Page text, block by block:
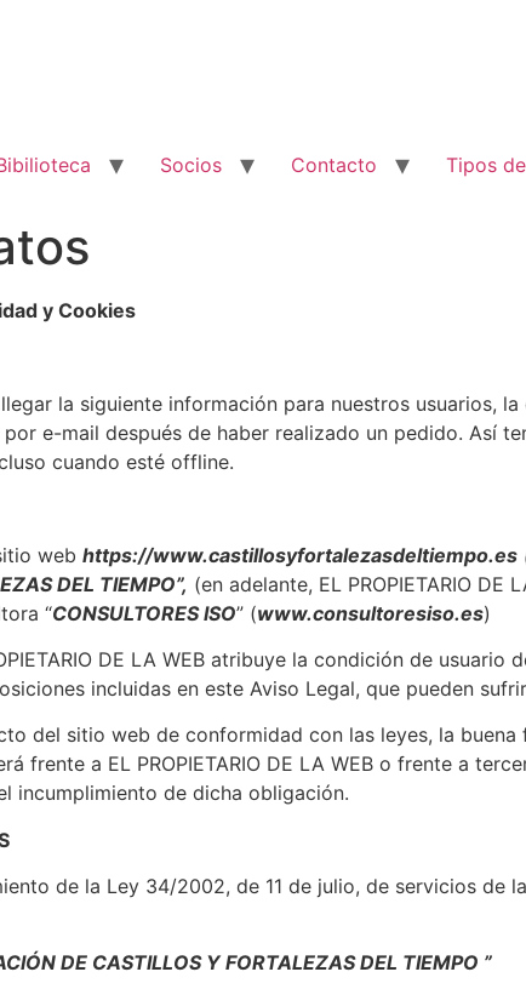
Socios Contacto Tipos
y Cookies
la siguiente información para nuestros usuarios,
e-mail después de haber realizado un pedido. Así
cuando esté offline.
web https://www.castillosyfortalezasdeltiempo.es
DEL TIEMPO”, (en adelante, EL PROPIETARIO
“CONSULTORES ISO” (www.consultoresiso.es)
DE LA WEB atribuye la condición de
incluidas en este Aviso Legal, que pueden
del sitio web de conformidad con las leyes, la
frente a EL PROPIETARIO DE LA WEB o frente a
incumplimiento de dicha obligación.
de la Ley 34/2002, de 11 de julio, de servicios
DE CASTILLOS Y FORTALEZAS DEL TIEMPO ”